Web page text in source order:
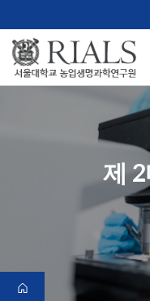
로
메
제